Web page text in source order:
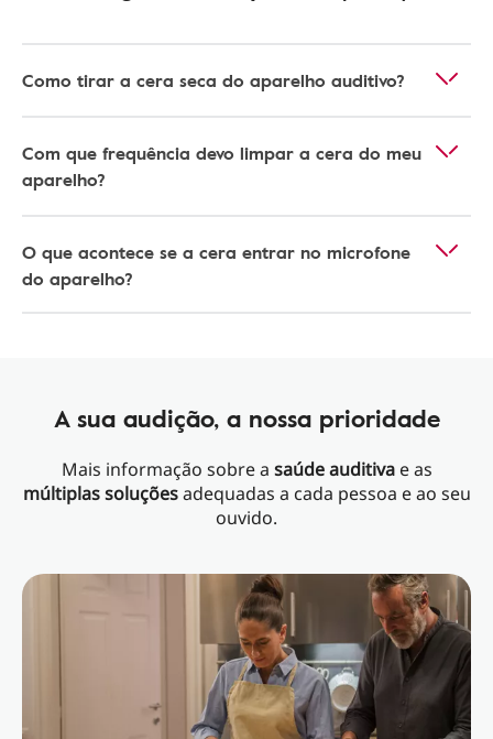
Como tirar a cera seca do aparelho auditivo?
Com que frequência devo limpar a cera do meu
aparelho?
O que acontece se a cera entrar no microfone
do aparelho?
A sua audição, a nossa prioridade
Mais informação sobre a saúde auditivae as
múltiplas soluçõesadequadas a cada pessoa e ao seu
ouvido.